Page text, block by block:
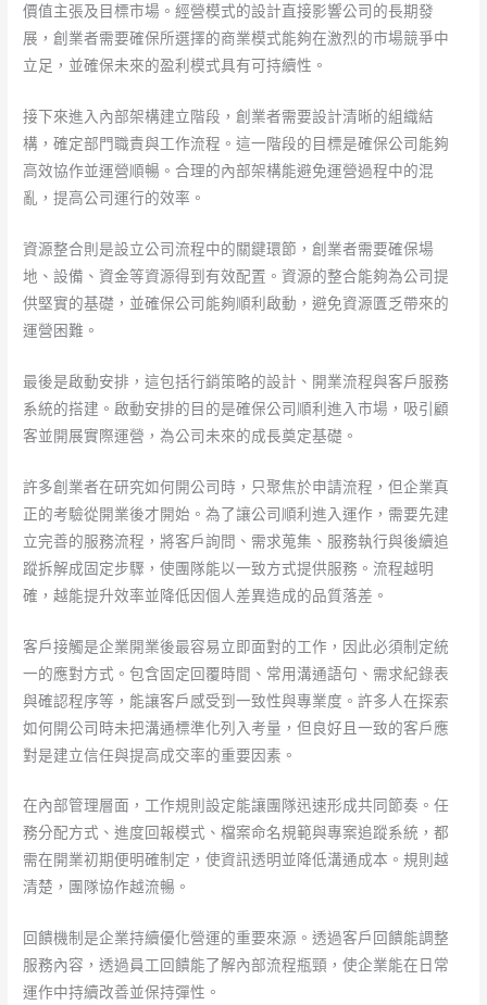
價值主張及目標市場。經營模式的設計直接影響公司的長期發
展，創業者需要確保所選擇的商業模式能夠在激烈的市場競爭中
立足，並確保未來的盈利模式具有可持續性。
接下來進入內部架構建立階段，創業者需要設計清晰的組織結
構，確定部門職責與工作流程。這一階段的目標是確保公司能夠
高效協作並運營順暢。合理的內部架構能避免運營過程中的混
亂，提高公司運行的效率。
資源整合則是設立公司流程中的關鍵環節，創業者需要確保場
地、設備、資金等資源得到有效配置。資源的整合能夠為公司提
供堅實的基礎，並確保公司能夠順利啟動，避免資源匱乏帶來的
運營困難。
最後是啟動安排，這包括行銷策略的設計、開業流程與客戶服務
系統的搭建。啟動安排的目的是確保公司順利進入市場，吸引顧
客並開展實際運營，為公司未來的成長奠定基礎。
許多創業者在研究如何開公司時，只聚焦於申請流程，但企業真
正的考驗從開業後才開始。為了讓公司順利進入運作，需要先建
立完善的服務流程，將客戶詢問、需求蒐集、服務執行與後續追
蹤拆解成固定步驟，使團隊能以一致方式提供服務。流程越明
確，越能提升效率並降低因個人差異造成的品質落差。
客戶接觸是企業開業後最容易立即面對的工作，因此必須制定統
一的應對方式。包含固定回覆時間、常用溝通語句、需求紀錄表
與確認程序等，能讓客戶感受到一致性與專業度。許多人在探索
如何開公司時未把溝通標準化列入考量，但良好且一致的客戶應
對是建立信任與提高成交率的重要因素。
在內部管理層面，工作規則設定能讓團隊迅速形成共同節奏。任
務分配方式、進度回報模式、檔案命名規範與專案追蹤系統，都
需在開業初期便明確制定，使資訊透明並降低溝通成本。規則越
清楚，團隊協作越流暢。
回饋機制是企業持續優化營運的重要來源。透過客戶回饋能調整
服務內容，透過員工回饋能了解內部流程瓶頸，使企業能在日常
運作中持續改善並保持彈性。